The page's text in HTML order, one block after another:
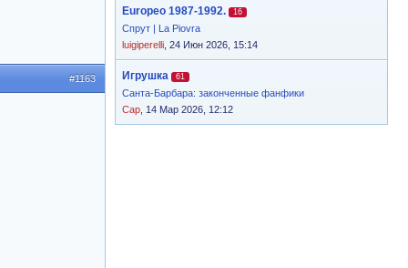
Europeo 1987-1992. 16
Спрут | La Piovra
luigiperelli , 24 Июн 2026, 15:14
Игрушка 61
Санта-Барбара: законченные фанфики
Cap , 14 Мар 2026, 12:12
#1163